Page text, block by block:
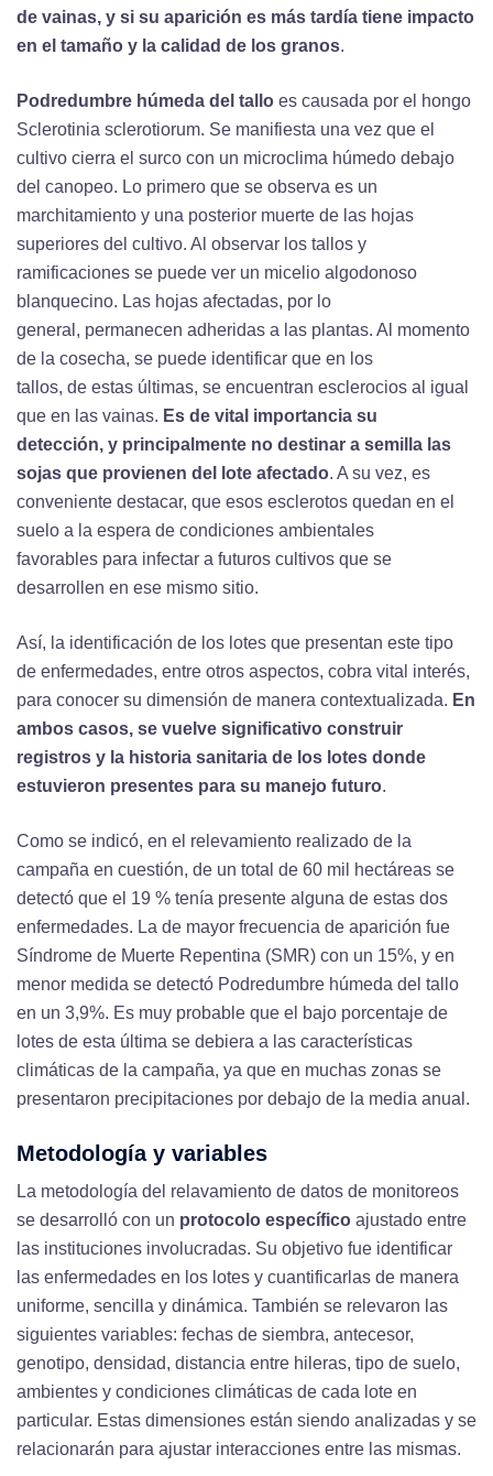
de vainas, y si su aparición es más tardía tiene impacto
en el tamaño y la calidad de los granos.
Podredumbre húmeda del tallo es causada por el hongo
Sclerotinia sclerotiorum. Se manifiesta una vez que el
cultivo cierra el surco con un microclima húmedo debajo
del canopeo. Lo primero que se observa es un
marchitamiento y una posterior muerte de las hojas
superiores del cultivo. Al observar los tallos y
ramificaciones se puede ver un micelio algodonoso
blanquecino. Las hojas afectadas, por lo
general, permanecen adheridas a las plantas. Al momento
de la cosecha, se puede identificar que en los
tallos, de estas últimas, se encuentran esclerocios al igual
que en las vainas. Es de vital importancia su
detección, y principalmente no destinar a semilla las
sojas que provienen del lote afectado. A su vez, es
conveniente destacar, que esos esclerotos quedan en el
suelo a la espera de condiciones ambientales
favorables para infectar a futuros cultivos que se
desarrollen en ese mismo sitio.
Así, la identificación de los lotes que presentan este tipo
de enfermedades, entre otros aspectos, cobra vital interés,
para conocer su dimensión de manera contextualizada. En
ambos casos, se vuelve significativo construir
registros y la historia sanitaria de los lotes donde
estuvieron presentes para su manejo futuro.
Como se indicó, en el relevamiento realizado de la
campaña en cuestión, de un total de 60 mil hectáreas se
detectó que el 19 % tenía presente alguna de estas dos
enfermedades. La de mayor frecuencia de aparición fue
Síndrome de Muerte Repentina (SMR) con un 15%, y en
menor medida se detectó Podredumbre húmeda del tallo
en un 3,9%. Es muy probable que el bajo porcentaje de
lotes de esta última se debiera a las características
climáticas de la campaña, ya que en muchas zonas se
presentaron precipitaciones por debajo de la media anual.
Metodología y variables
La metodología del relavamiento de datos de monitoreos
se desarrolló con un protocolo específico ajustado entre
las instituciones involucradas. Su objetivo fue identificar
las enfermedades en los lotes y cuantificarlas de manera
uniforme, sencilla y dinámica. También se relevaron las
siguientes variables: fechas de siembra, antecesor,
genotipo, densidad, distancia entre hileras, tipo de suelo,
ambientes y condiciones climáticas de cada lote en
particular. Estas dimensiones están siendo analizadas y se
relacionarán para ajustar interacciones entre las mismas.